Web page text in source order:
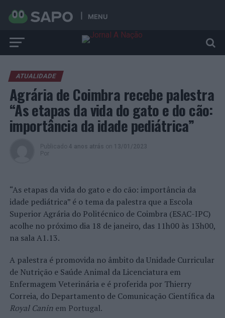
MENU
ATUALIDADE
Agrária de Coimbra recebe palestra
“As etapas da vida do gato e do cão:
importância da idade pediátrica”
Publicado 4 anos atrás on 13/01/2023
Por
“As etapas da vida do gato e do cão: importância da
idade pediátrica” é o tema da palestra que a Escola
Superior Agrária do Politécnico de Coimbra (ESAC-IPC)
acolhe no próximo dia 18 de janeiro, das 11h00 às 13h00,
na sala A1.13.
A palestra é promovida no âmbito da Unidade Curricular
de Nutrição e Saúde Animal da Licenciatura em
Enfermagem Veterinária e é proferida por Thierry
Correia, do Departamento de Comunicação Científica da
Royal Caninem Portugal.